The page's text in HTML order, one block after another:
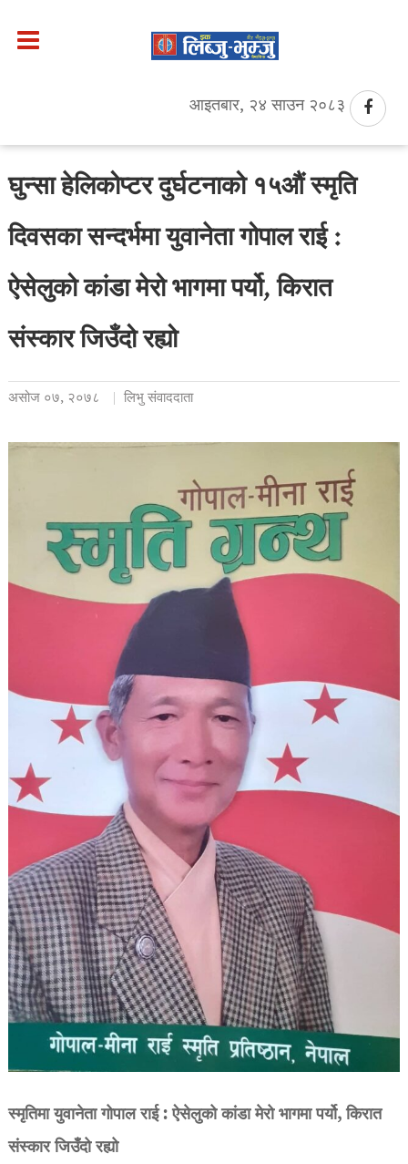
आइतबार, २४ साउन २०८३
घुन्सा हेलिकोप्टर दुर्घटनाको १५औं स्मृति
दिवसका सन्दर्भमा युवानेता गोपाल राई :
ऐसेलुको कांडा मेरो भागमा पर्यो, किरात
संस्कार जिउँदो रह्यो
असोज ०७, २०७८ लिभु संवाददाता
स्मृतिमा युवानेता गोपाल राई : ऐसेलुको कांडा मेरो भागमा पर्यो, किरात
संस्कार जिउँदो रह्यो